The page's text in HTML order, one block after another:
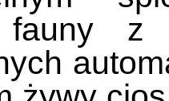
fauny z